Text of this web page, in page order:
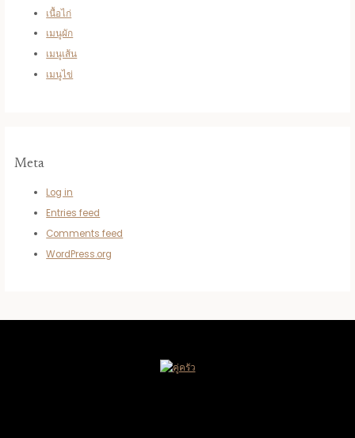
เนื้อไก่
เมนูผัก
เมนูเส้น
เมนูไข่
Meta
Log in
Entries feed
Comments feed
WordPress.org